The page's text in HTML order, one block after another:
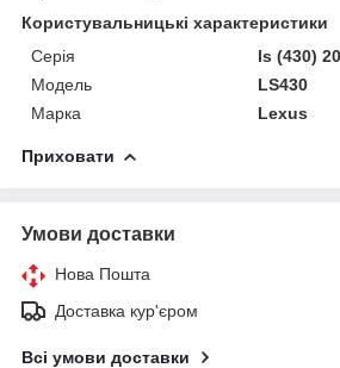
Користувальницькі характеристики
Серія
ls (430)
Модель
LS430
Марка
Lexus
Приховати
Умови доставки
Нова Пошта
Доставка кур'єром
Всі умови доставки